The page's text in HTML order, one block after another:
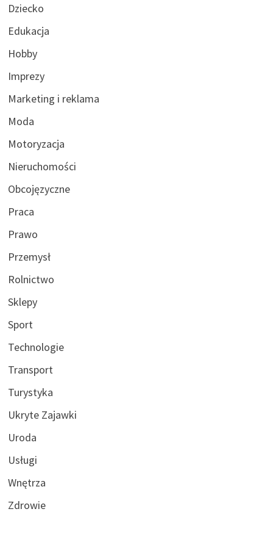
Dziecko
Edukacja
Hobby
Imprezy
Marketing i reklama
Moda
Motoryzacja
Nieruchomości
Obcojęzyczne
Praca
Prawo
Przemysł
Rolnictwo
Sklepy
Sport
Technologie
Transport
Turystyka
Ukryte Zajawki
Uroda
Usługi
Wnętrza
Zdrowie